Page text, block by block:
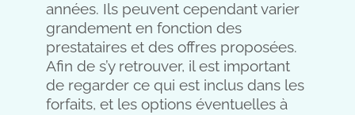
années. Ils peuvent cependant varier
grandement en fonction des
prestataires et des offres proposées.
Afin de s’y retrouver, il est important
de regarder ce qui est inclus dans les
forfaits, et les options éventuelles à